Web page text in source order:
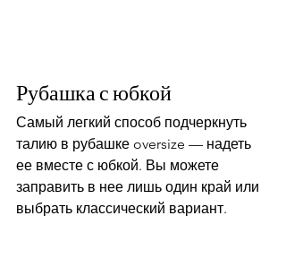
Рубашка с юбкой
Самый легкий способ подчеркнуть
талию в рубашке oversize — надеть
ее вместе с юбкой. Вы можете
заправить в нее лишь один край или
выбрать классический вариант.